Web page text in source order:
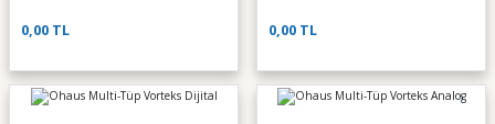
0,00 TL 0,00 TL